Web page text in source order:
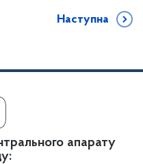
Наступна
апарату